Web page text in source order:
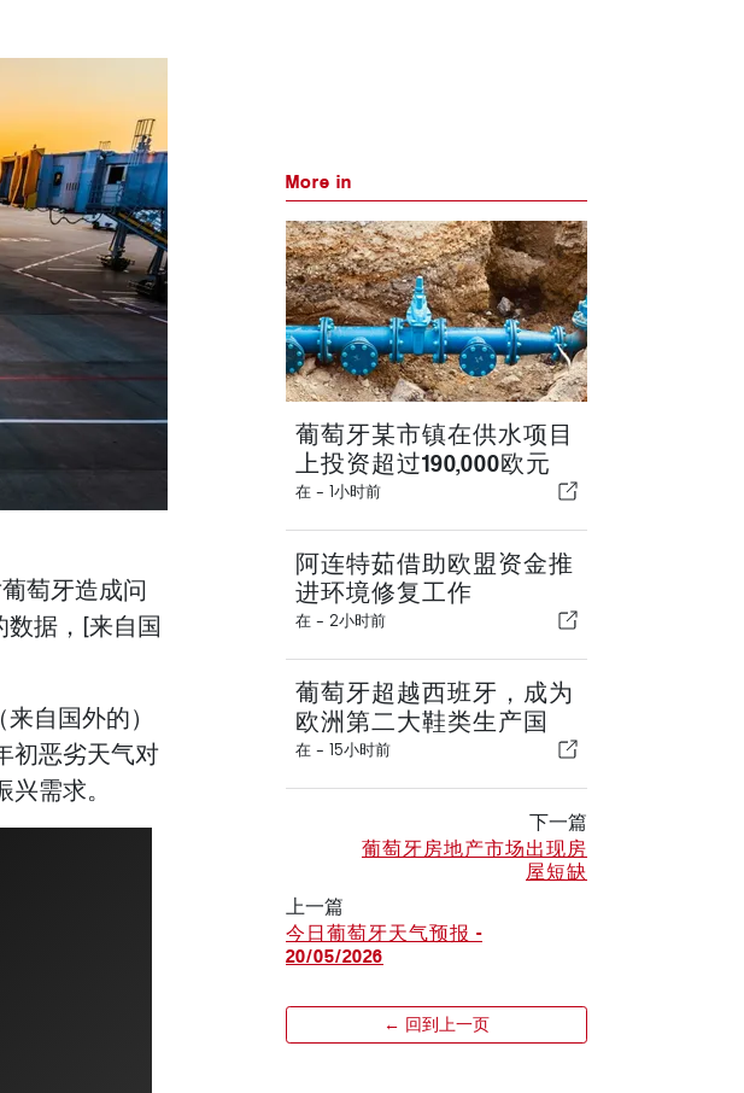
萄牙造成问
据，[来自国
自国外的）
初恶劣天气对
需求。
More in
葡萄牙某市镇在供水项目
上投资超过190,000欧元
在 - 1小时前
阿连特茹借助欧盟资金推
进环境修复工作
在 - 2小时前
葡萄牙超越西班牙，成为
欧洲第二大鞋类生产国
在 - 15小时前
下一篇
葡萄牙房地产市场出现房
屋短缺
上一篇
今日葡萄牙天气预报 -
20/05/2026
← 回到上一页